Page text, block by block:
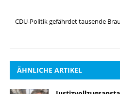
CDU-Politik gefährdet tausende
ÄHNLICHE ARTIKEL